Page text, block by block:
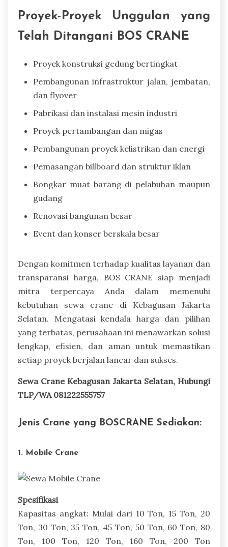
Proyek-Proyek Unggulan yang
Telah Ditangani BOS CRANE
Proyek konstruksi gedung bertingkat
Pembangunan infrastruktur jalan, jembatan,
dan flyover
Pabrikasi dan instalasi mesin industri
Proyek pertambangan dan migas
Pembangunan proyek kelistrikan dan energi
Pemasangan billboard dan struktur iklan
Bongkar muat barang di pelabuhan maupun
gudang
Renovasi bangunan besar
Event dan konser berskala besar
Dengan komitmen terhadap kualitas layanan dan
transparansi harga, BOS CRANE siap menjadi
mitra terpercaya Anda dalam memenuhi
kebutuhan sewa crane di Kebagusan Jakarta
Selatan. Mengatasi kendala harga dan pilihan
yang terbatas, perusahaan ini menawarkan solusi
lengkap, efisien, dan aman untuk memastikan
setiap proyek berjalan lancar dan sukses.
Sewa Crane Kebagusan Jakarta Selatan, Hubungi
TLP/WA 081222555757
Jenis Crane yang BOSCRANE Sediakan:
1. Mobile Crane
Spesifikasi
Kapasitas angkat: Mulai dari 10 Ton, 15 Ton, 20
Ton, 30 Ton, 35 Ton, 45 Ton, 50 Ton, 60 Ton, 80
Ton, 100 Ton, 120 Ton, 160 Ton, 200 Ton